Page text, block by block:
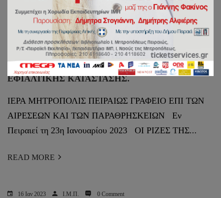
READ MORE
23 Ιαν 2023 Ι.Μ.Π. 0 Comment
ΟΙ ΡΙΖΕΣ ΤΗΣ ΣΥΓΧΡΟΝΗΣ ΠΑΓΚΟΣΜΙΑΣ
ΕΦΙΑΛΤΙΚΗΣ ΚΑΤΑΣΤΑΣΗΣ.
ΙΕΡΑ ΜΗΤΡΟΠΟΛΙΣ ΠΕΙΡΑΙΩΣ ΓΡΑΦΕΙΟ ΕΠΙ ΤΩΝ
ΑΙΡΕΣΕΩΝ ΚΑΙ ΤΩΝ ΠΑΡΑΘΡΗΣΚΕΙΩΝ Εν
Πειραιεί τη 23η Ιανουαρίου 2023 ΟΙ ΡΙΖΕΣ ΤΗΣ...
READ MORE
16 Ιαν 2023 Ι.Μ.Π. 0 Comment